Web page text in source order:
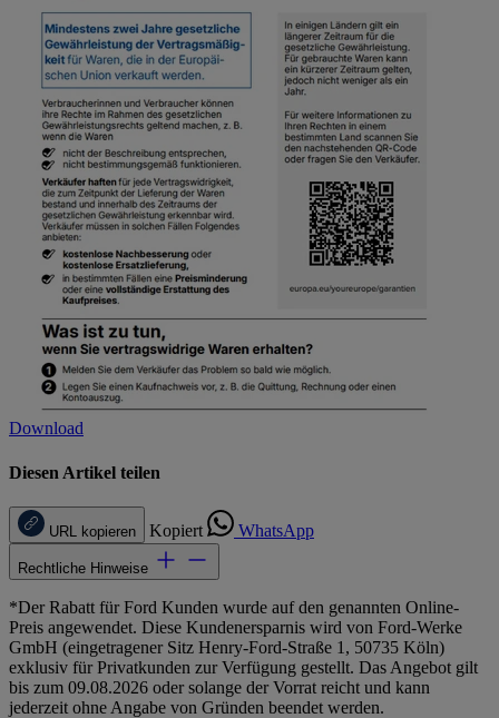
Download
Diesen Artikel teilen
URL kopieren Kopiert WhatsApp
Rechtliche Hinweise
*Der Rabatt für Ford Kunden wurde auf den genannten Online-
Preis angewendet. Diese Kundenersparnis wird von Ford-Werke
GmbH (eingetragener Sitz Henry-Ford-Straße 1, 50735 Köln)
exklusiv für Privatkunden zur Verfügung gestellt. Das Angebot gilt
bis zum 09.08.2026 oder solange der Vorrat reicht und kann
jederzeit ohne Angabe von Gründen beendet werden.